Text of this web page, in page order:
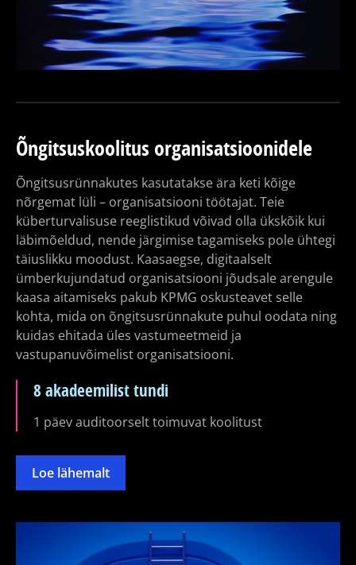
Õngitsuskoolitus organisatsioonidele
Õngitsusrünnakutes kasutatakse ära keti kõige
nõrgemat lüli – organisatsiooni töötajat. Teie
küberturvalisuse reeglistikud võivad olla ükskõik kui
läbimõeldud, nende järgimise tagamiseks pole ühtegi
täiuslikku moodust. Kaasaegse, digitaalselt
ümberkujundatud organisatsiooni jõudsale arengule
kaasa aitamiseks pakub KPMG oskusteavet selle
kohta, mida on õngitsusrünnakute puhul oodata ning
kuidas ehitada üles vastumeetmeid ja
vastupanuvõimelist organisatsiooni.
8 akadeemilist tundi
1 päev auditoorselt toimuvat koolitust
Loe lähemalt